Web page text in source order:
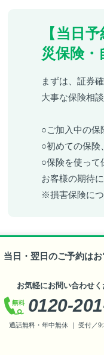
【当日
災保険・
まずは、証券
大事な保険相
○ご加入中の保
○初めての保険
○保険を使って
お客様の期待
※損害保険につ
当日・翌日のご予約は
お気軽にお問い合わせく
0120-
通話無料・年中無休 ｜ 受付／